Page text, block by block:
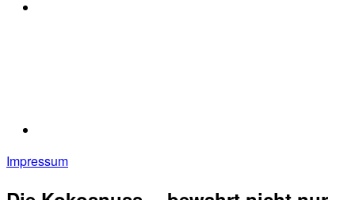
Impressum